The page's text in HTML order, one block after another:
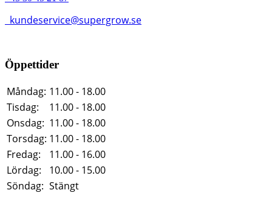
kundeservice@supergrow.se
Öppettider
Måndag: 11.00 - 18.00
Tisdag:
11.00 - 18.00
Onsdag: 11.00 - 18.00
Torsdag: 11.00 - 18.00
Fredag:
11.00 - 16.00
Lördag:
10.00 - 15.00
Söndag: Stängt